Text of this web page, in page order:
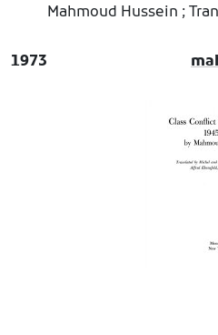
Mahmoud Hussein ;
1973